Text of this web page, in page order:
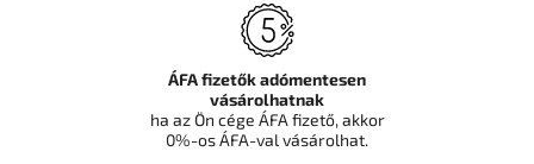
ÁFA fizetők adómentesen
vásárolhatnak
ha az Ön cége ÁFA fizető, akkor
0%-os ÁFA-val vásárolhat.